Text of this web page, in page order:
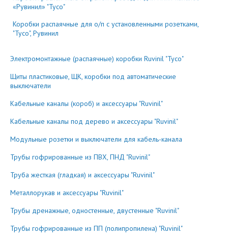
«Рувинил» "Тусо"
Коробки распаячные для о/п с установленными розетками,
"Тусо", Рувинил
Электромонтажные (распаячные) коробки Ruvinil "Тусо"
Щиты пластиковые, ЩК, коробки под автоматические
выключатели
Кабельные каналы (короб) и аксессуары "Ruvinil"
Кабельные каналы под дерево и аксессуары "Ruvinil"
Модульные розетки и выключатели для кабель-канала
Трубы гофрированные из ПВХ, ПНД "Ruvinil"
Труба жесткая (гладкая) и аксессуары "Ruvinil"
Металлорукав и аксессуары "Ruvinil"
Трубы дренажные, одностенные, двустенные "Ruvinil"
Трубы гофрированные из ПП (полипропилена) "Ruvinil"